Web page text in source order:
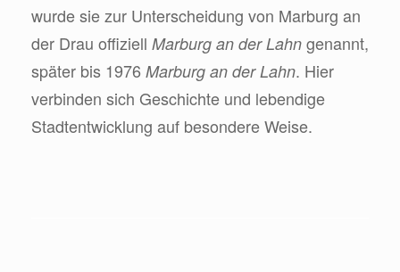
wurde sie zur Unterscheidung von Marburg an
der Drau offiziell Marburg an der Lahn genannt,
später bis 1976 Marburg an der Lahn. Hier
verbinden sich Geschichte und lebendige
Stadtentwicklung auf besondere Weise.